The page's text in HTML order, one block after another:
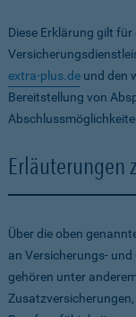
Diese Erklärung gilt
extra-plus.de und den
Bereitstellung von
Erläuterungen
Über die oben
an Versicherungs-
gehören unter
Zusatzversicherungen,